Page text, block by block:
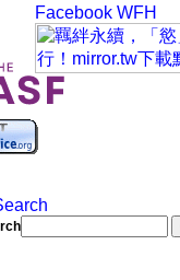
Facebook WFH